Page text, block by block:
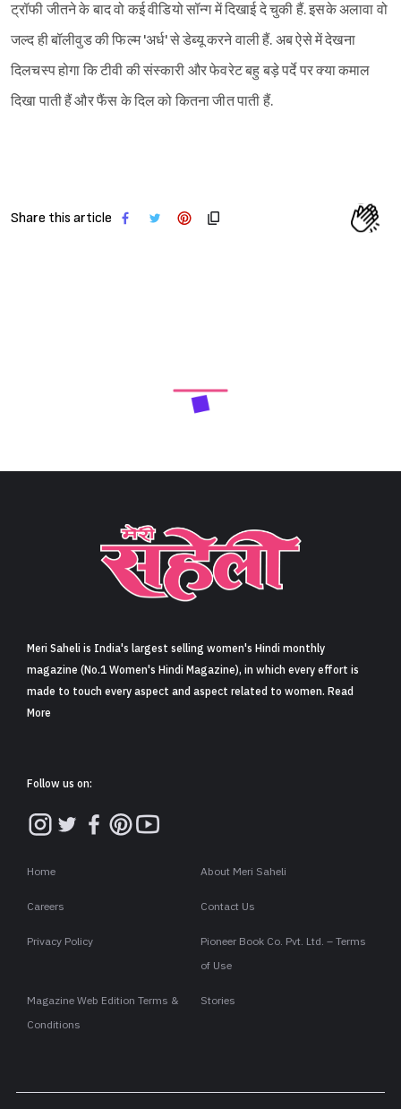
ट्रॉफी जीतने के बाद वो कई वीडियो सॉन्ग में दिखाई दे चुकी हैं. इसके अलावा वो
जल्द ही बॉलीवुड की फिल्म 'अर्ध' से डेब्यू करने वाली हैं. अब ऐसे में देखना
दिलचस्प होगा कि टीवी की संस्कारी और फेवरेट बहु बड़े पर्दे पर क्या कमाल
दिखा पाती हैं और फैंस के दिल को कितना जीत पाती हैं.
Share this article
Meri Saheli is India's largest selling women's Hindi monthly
magazine (No.1 Women's Hindi Magazine), in which every effort is
made to touch every aspect and aspect related to women. Read
More
Follow us on:
Home About Meri Saheli
Careers Contact Us
Privacy Policy
Pioneer Book Co. Pvt. Ltd. – Terms
of Use
Magazine Web Edition Terms &
Conditions
Stories